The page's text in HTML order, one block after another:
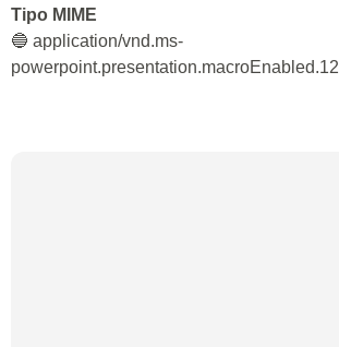
Tipo MIME
🔵 application/vnd.ms-
powerpoint.presentation.macroEnabled.12